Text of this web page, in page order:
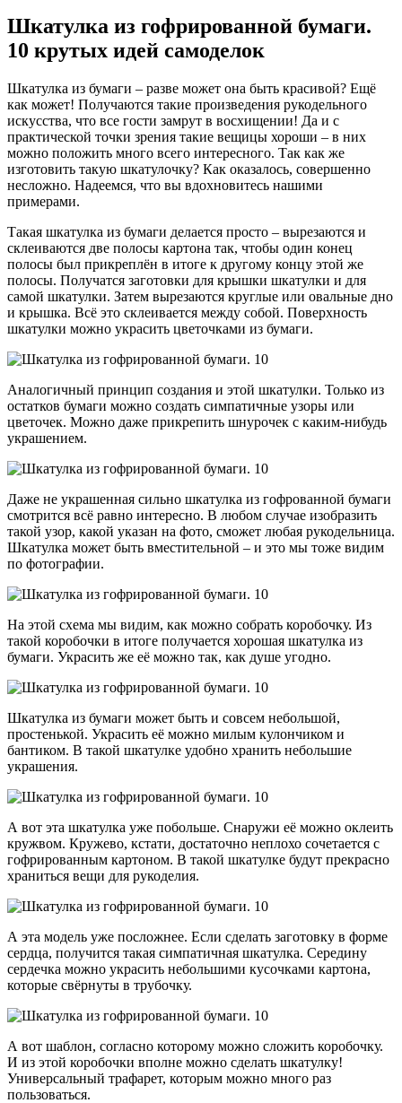
Шкатулка из гофрированной бумаги.
10 крутых идей самоделок
Шкатулка из бумаги – разве может она быть красивой? Ещё
как может! Получаются такие произведения рукодельного
искусства, что все гости замрут в восхищении! Да и с
практической точки зрения такие вещицы хороши – в них
можно положить много всего интересного. Так как же
изготовить такую шкатулочку? Как оказалось, совершенно
несложно. Надеемся, что вы вдохновитесь нашими
примерами.
Такая шкатулка из бумаги делается просто – вырезаются и
склеиваются две полосы картона так, чтобы один конец
полосы был прикреплён в итоге к другому концу этой же
полосы. Получатся заготовки для крышки шкатулки и для
самой шкатулки. Затем вырезаются круглые или овальные дно
и крышка. Всё это склеивается между собой. Поверхность
шкатулки можно украсить цветочками из бумаги.
Аналогичный принцип создания и этой шкатулки. Только из
остатков бумаги можно создать симпатичные узоры или
цветочек. Можно даже прикрепить шнурочек с каким-нибудь
украшением.
Даже не украшенная сильно шкатулка из гофрованной бумаги
смотрится всё равно интересно. В любом случае изобразить
такой узор, какой указан на фото, сможет любая рукодельница.
Шкатулка может быть вместительной – и это мы тоже видим
по фотографии.
На этой схема мы видим, как можно собрать коробочку. Из
такой коробочки в итоге получается хорошая шкатулка из
бумаги. Украсить же её можно так, как душе угодно.
Шкатулка из бумаги может быть и совсем небольшой,
простенькой. Украсить её можно милым кулончиком и
бантиком. В такой шкатулке удобно хранить небольшие
украшения.
А вот эта шкатулка уже побольше. Снаружи её можно оклеить
кружвом. Кружево, кстати, достаточно неплохо сочетается с
гофрированным картоном. В такой шкатулке будут прекрасно
храниться вещи для рукоделия.
А эта модель уже посложнее. Если сделать заготовку в форме
сердца, получится такая симпатичная шкатулка. Середину
сердечка можно украсить небольшими кусочками картона,
которые свёрнуты в трубочку.
А вот шаблон, согласно которому можно сложить коробочку.
И из этой коробочки вполне можно сделать шкатулку!
Универсальный трафарет, которым можно много раз
пользоваться.